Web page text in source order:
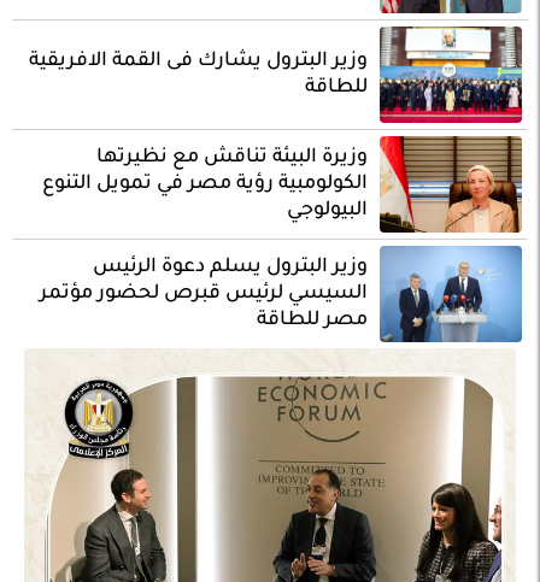
وزير البترول يشارك فى القمة الافريقية
للطاقة
وزيرة البيئة تناقش مع نظيرتها
الكولومبية رؤية مصر في تمويل التنوع
البيولوجي
وزير البترول يسلم دعوة الرئيس
السيسي لرئيس قبرص لحضور مؤتمر
مصر للطاقة